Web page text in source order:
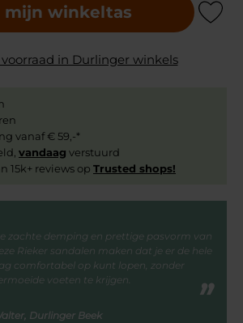
mijn winkeltas Add to
in Durlinger winkels
vanaf € 59,-*
vandaag verstuurd
15k+ reviews op Trusted shops!
zachte demping en prettige pasvorm van
Rieker sandalen maken dat je er de hele
comfortabel op kunt lopen, zonder
voeten te krijgen.
Durlinger Beek